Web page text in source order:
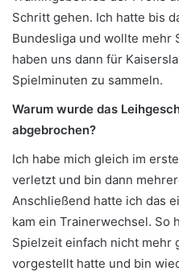
Schritt gehen. Ich hatte bis
Bundesliga und wollte mehr
haben uns dann für
Spielminuten zu sammeln.
Warum wurde das
abgebrochen?
Ich habe mich gleich im
verletzt und bin dann
Anschließend hatte ich das
kam ein Trainerwechsel. So
Spielzeit einfach nicht mehr
vorgestellt hatte und bin